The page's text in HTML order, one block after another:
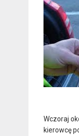
Wczoraj
kierowcę